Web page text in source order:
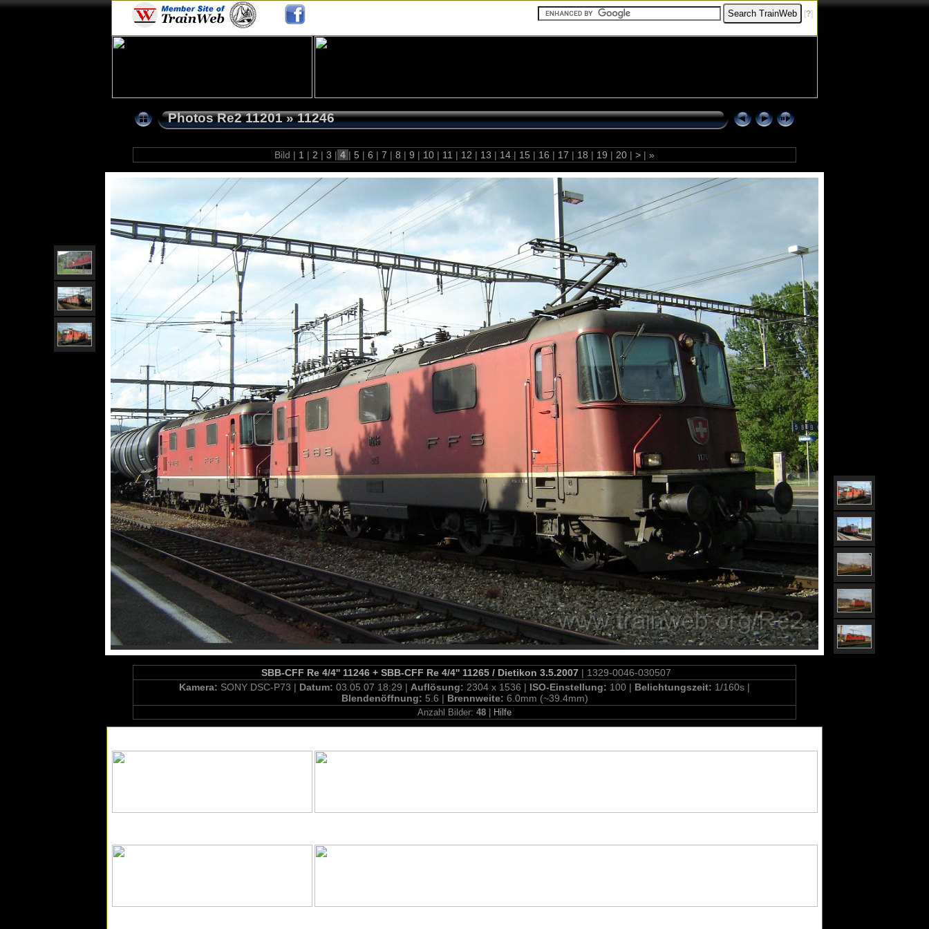
[?]
Photos Re2 11201»11246
Bild | 1 | 2 | 3 | 4 | 5 | 6 | 7 | 8 | 9 | 10 | 11 | 12 | 13 | 14 | 15 | 16 | 17 | 18 | 19 | 20 | > | »
SBB-CFF Re 4/4'' 11246 + SBB-CFF Re 4/4'' 11265 / Dietikon 3.5.2007| 1329-0046-030507
Kamera: SONY DSC-P73 | Datum: 03.05.07 18:29 | Auflösung: 2304 x 1536 | ISO-Einstellung: 100 | Belichtungszeit: 1/160s |
Blendenöffnung: 5.6 | Brennweite: 6.0mm (~39.4mm)
Anzahl Bilder: 48 Hilfe